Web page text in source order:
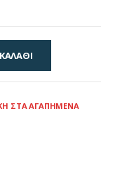
ΣΤΑ ΑΓΑΠΗΜΈΝΑ